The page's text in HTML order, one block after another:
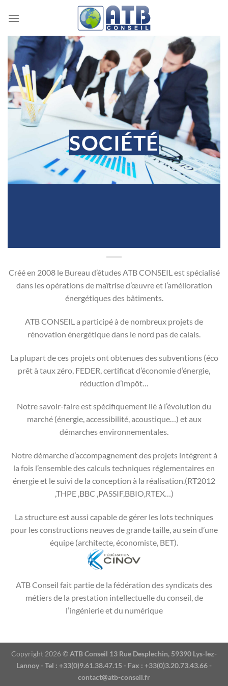
SOCIÉTÉ
Créé en 2008 le Bureau d’études ATB CONSEIL est spécialisé
dans les opérations de maîtrise d’œuvre et l’amélioration
énergétiques des bâtiments.
ATB CONSEIL a participé à de nombreux projets de
rénovation énergétique dans le nord pas de calais.
La plupart de ces projets ont obtenues des subventions (éco
prêt à taux zéro, FEDER, certificat d’économie d’énergie,
réduction d’impôt…
Notre savoir-faire est spécifiquement lié à l’évolution du
marché (énergie, accessibilité, acoustique…) et aux
démarches environnementales.
Notre démarche d’accompagnement des projets intègrent à
la fois l’ensemble des calculs techniques réglementaires en
énergie et le suivi de la conception à la réalisation.(RT2012
,THPE ,BBC ,PASSIF,BBIO,RTEX…)
La structure est aussi capable de gérer les lots techniques
pour les constructions neuves de grande taille, au sein d’une
équipe (architecte, économiste, BET).
ATB Conseil fait partie de la fédération des syndicats des
métiers de la prestation intellectuelle du conseil, de
l’ingénierie et du numérique
Copyright 2026 ©ATB Conseil 13 Rue Desplechin, 59390 Lys-lez-
Lannoy - Tel : +33(0)9.61.38.47.15 - Fax : +33(0)3.20.73.43.66 -
contact@atb-conseil.fr